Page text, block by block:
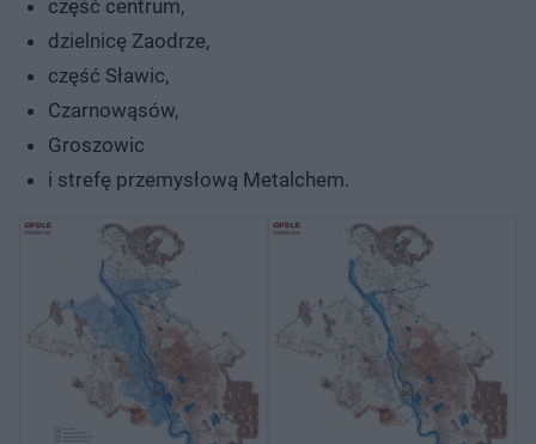
część centrum,
dzielnicę Zaodrze,
część Sławic,
Czarnowąsów,
Groszowic
i strefę przemysłową Metalchem.